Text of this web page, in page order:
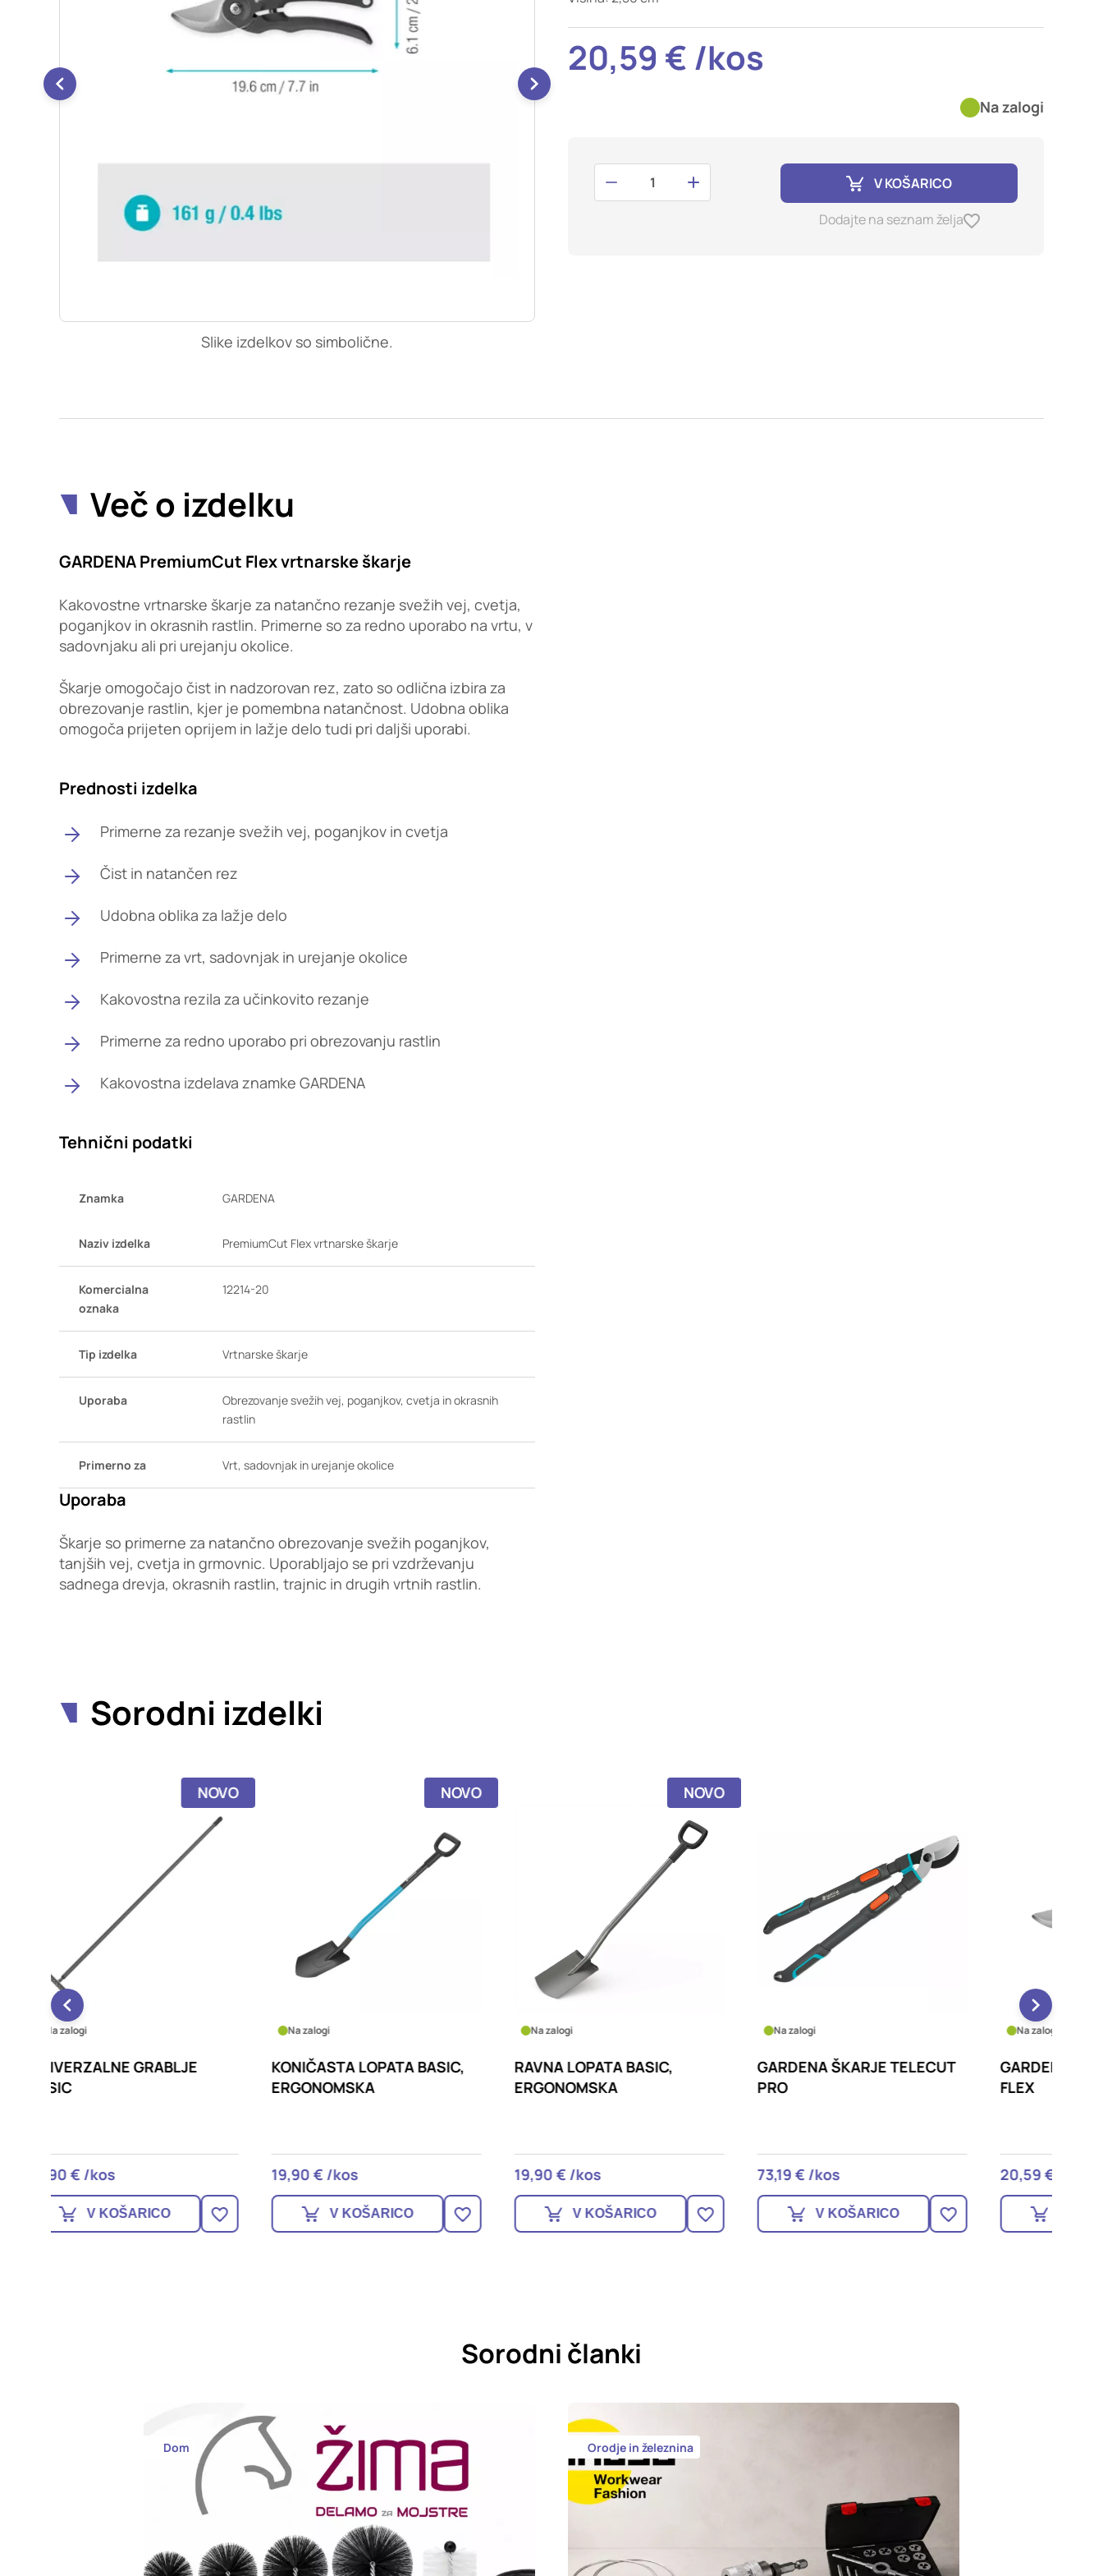
Slike izdelkov so simbolične.
20,59 € /kos
Na zalogi
V KOŠARICO
Dodajte na seznam želja
Več o izdelku
GARDENA PremiumCut Flex vrtnarske škarje
Kakovostne vrtnarske škarje za natančno rezanje svežih vej, cvetja,
poganjkov in okrasnih rastlin. Primerne so za redno uporabo na vrtu, v
sadovnjaku ali pri urejanju okolice.
Škarje omogočajo čist in nadzorovan rez, zato so odlična izbira za
obrezovanje rastlin, kjer je pomembna natančnost. Udobna oblika
omogoča prijeten oprijem in lažje delo tudi pri daljši uporabi.
Prednosti izdelka
Primerne za rezanje svežih vej, poganjkov in cvetja
Čist in natančen rez
Udobna oblika za lažje delo
Primerne za vrt, sadovnjak in urejanje okolice
Kakovostna rezila za učinkovito rezanje
Primerne za redno uporabo pri obrezovanju rastlin
Kakovostna izdelava znamke GARDENA
Tehnični podatki
Znamka GARDENA
Naziv izdelka PremiumCut Flex vrtnarske škarje
Komercialna
oznaka
12214-20
Tip izdelka Vrtnarske škarje
Uporaba
Obrezovanje svežih vej, poganjkov, cvetja in okrasnih
rastlin
Primerno za Vrt, sadovnjak in urejanje okolice
Uporaba
Škarje so primerne za natančno obrezovanje svežih poganjkov,
tanjših vej, cvetja in grmovnic. Uporabljajo se pri vzdrževanju
sadnega drevja, okrasnih rastlin, trajnic in drugih vrtnih rastlin.
Sorodni izdelki
KONIČASTA LOPATA BASIC,
19,90 € /kos
V KOŠARICO
RAVNA LOPATA BASIC,
ERGONOMSKA
19,90 € /kos
V KOŠARICO
GARDENA ŠKARJE TELECUT
PRO
73,19 € /kos
V KOŠARICO
GARDENA ŠKARJE PREMIUM
20,59 € /kos
V KOŠARICO
Sorodni članki
Dom Orodje in železnina
so nastavljeni samo kot odziv na vaša dejanja, ki vodijo do storitvenih zahtev, na primer nastavitev
zasebnosti, prijava ali izpolnjevanje obrazcev. Na voljo imate nastavitev, da brskalnik blokira te piškotke ali
vas opozori na njih. V tem primeru nekateri deli spletnega mesta ne bodo delovali.
Piškotki za učinkovitost delovanja
opazujemo, kako se obiskovalci pomikajo po spletnem mestu. Podatki, ki jih piškotki zbirajo, so združeni in
anonimni. Če uporabo teh piškotkov zavrnete, ne bomo vedeli, kdaj ste obiskali naše spletno mesto.
Piškotki za ciljno usmerjenost